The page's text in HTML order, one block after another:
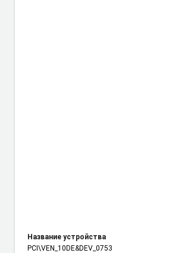
Название устройства
PCI\VEN_10DE&DEV_0753